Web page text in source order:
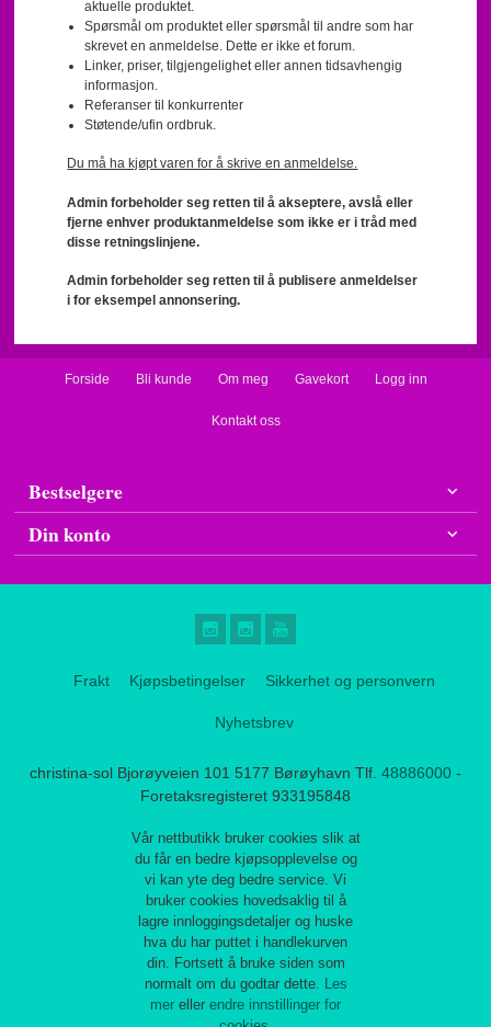
aktuelle produktet.
Spørsmål om produktet eller spørsmål til andre som har
skrevet en anmeldelse. Dette er ikke et forum.
Linker, priser, tilgjengelighet eller annen tidsavhengig
informasjon.
Referanser til konkurrenter
Støtende/ufin ordbruk.
Du må ha kjøpt varen for å skrive en anmeldelse.
Admin forbeholder seg retten til å akseptere, avslå eller
fjerne enhver produktanmeldelse som ikke er i tråd med
disse retningslinjene.
Admin forbeholder seg retten til å publisere anmeldelser
i for eksempel annonsering.
Forside Bli kunde Om meg Gavekort Logg inn
Kontakt oss
Bestselgere
Din konto
Frakt Kjøpsbetingelser Sikkerhet og personvern
Nyhetsbrev
christina-sol Bjorøyveien 101 5177 Børøyhavn Tlf. 48886000 -
Foretaksregisteret 933195848
Vår nettbutikk bruker cookies slik at
du får en bedre kjøpsopplevelse og
vi kan yte deg bedre service. Vi
bruker cookies hovedsaklig til å
lagre innloggingsdetaljer og huske
hva du har puttet i handlekurven
din. Fortsett å bruke siden som
normalt om du godtar dette. Les
mer eller endre innstillinger for